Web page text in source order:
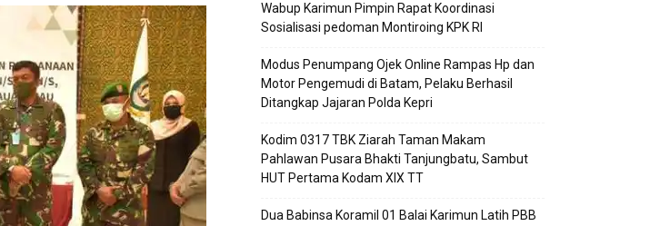
Wabup Karimun Pimpin Rapat Koordinasi
Sosialisasi pedoman Montiroing KPK RI
Modus Penumpang Ojek Online Rampas Hp dan
Motor Pengemudi di Batam, Pelaku Berhasil
Ditangkap Jajaran Polda Kepri
Kodim 0317 TBK Ziarah Taman Makam
Pahlawan Pusara Bhakti Tanjungbatu, Sambut
HUT Pertama Kodam XIX TT
Dua Babinsa Koramil 01 Balai Karimun Latih PBB